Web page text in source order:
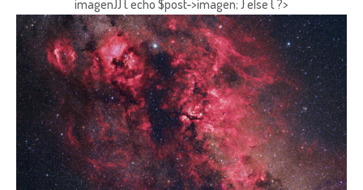
imagen)) { echo $post->imagen; } else { ?>